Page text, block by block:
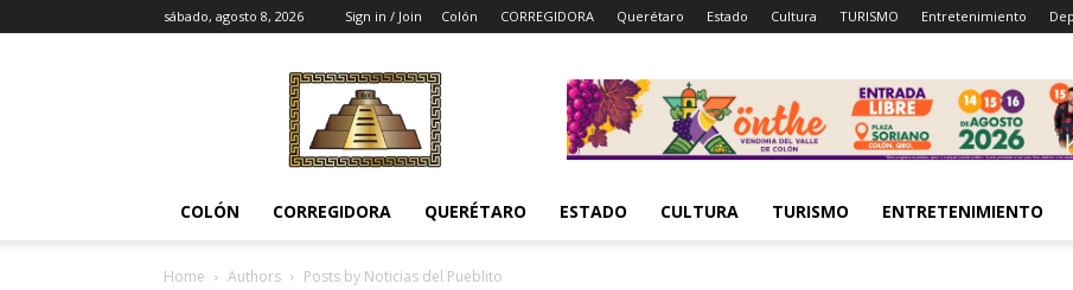
sábado, agosto 8, 2026 Sign in / Join Colón CORREGIDORA Querétaro Estado Cultura TURISMO Entretenimiento
Noticias
del
Pueblito
COLÓN CORREGIDORA QUERÉTARO ESTADO CULTURA TURISMO ENTRETENIMIENTO
Home Authors Posts by Noticias del Pueblito